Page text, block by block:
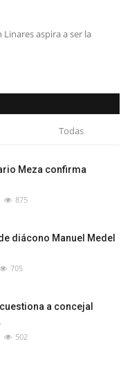
aspira a ser la
Todas
Meza confirma
875
diácono Manuel Medel
705
a concejal
502